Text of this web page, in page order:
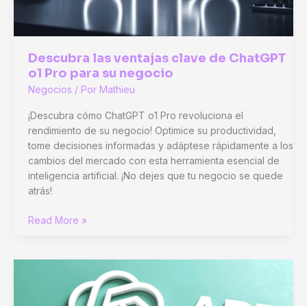
Descubra las ventajas clave de ChatGPT
o1 Pro para su negocio
Negocios / Por Mathieu
¡Descubra cómo ChatGPT o1 Pro revoluciona el
rendimiento de su negocio! Optimice su productividad,
tome decisiones informadas y adáptese rápidamente a los
cambios del mercado con esta herramienta esencial de
inteligencia artificial. ¡No dejes que tu negocio se quede
atrás!
Descubra
ChatGPT
Read More »